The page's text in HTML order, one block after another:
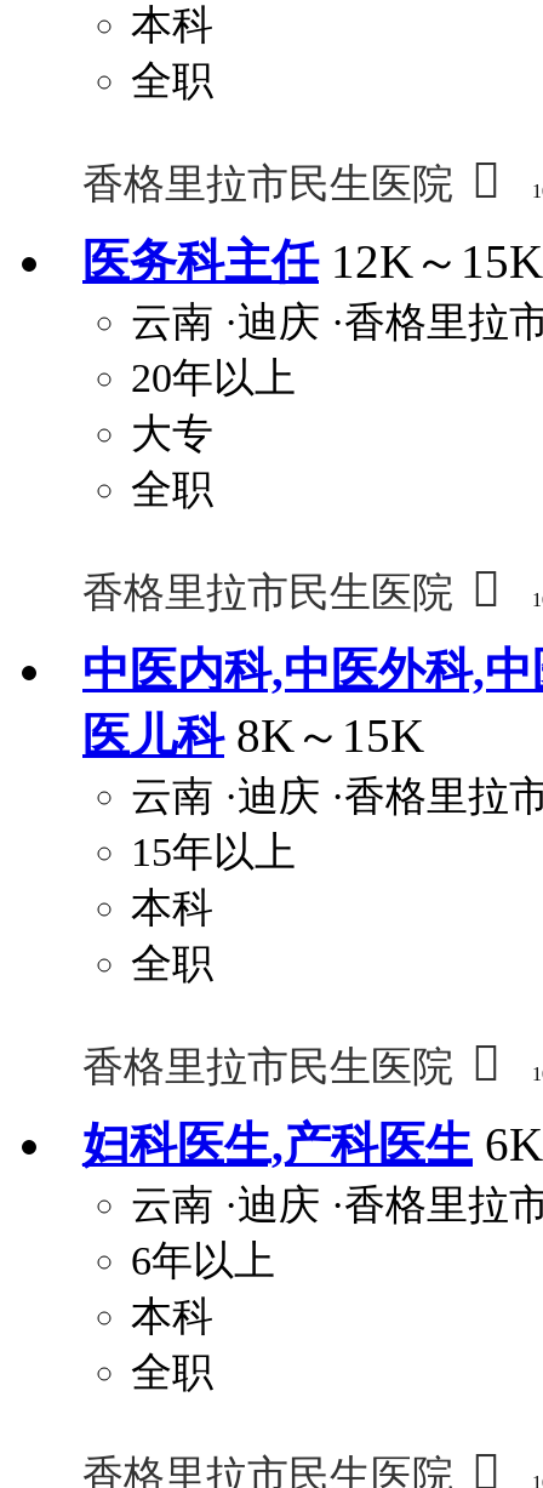
本科
全职
香格里拉市民生医院 
医务科主任 12K～15K
云南 ·迪庆 ·香格里拉
20年以上
大专
全职
香格里拉市民生医院 
中医内科,中医外科,
医儿科 8K～15K
云南 ·迪庆 ·香格里拉
15年以上
本科
全职
香格里拉市民生医院 
妇科医生,产科医生
云南 ·迪庆 ·香格里拉
6年以上
本科
全职
香格里拉市民生医院 